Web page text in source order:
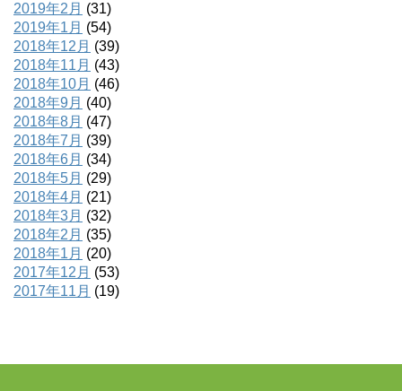
2019年2月 (31)
2019年1月 (54)
2018年12月 (39)
2018年11月 (43)
2018年10月 (46)
2018年9月 (40)
2018年8月 (47)
2018年7月 (39)
2018年6月 (34)
2018年5月 (29)
2018年4月 (21)
2018年3月 (32)
2018年2月 (35)
2018年1月 (20)
2017年12月 (53)
2017年11月 (19)